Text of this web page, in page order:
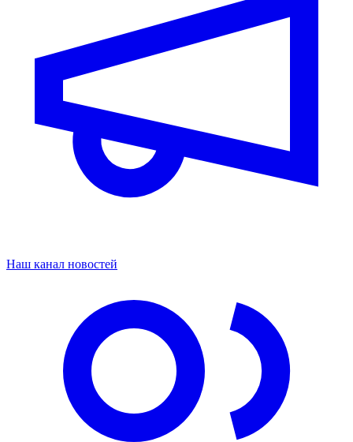
Наш канал новостей